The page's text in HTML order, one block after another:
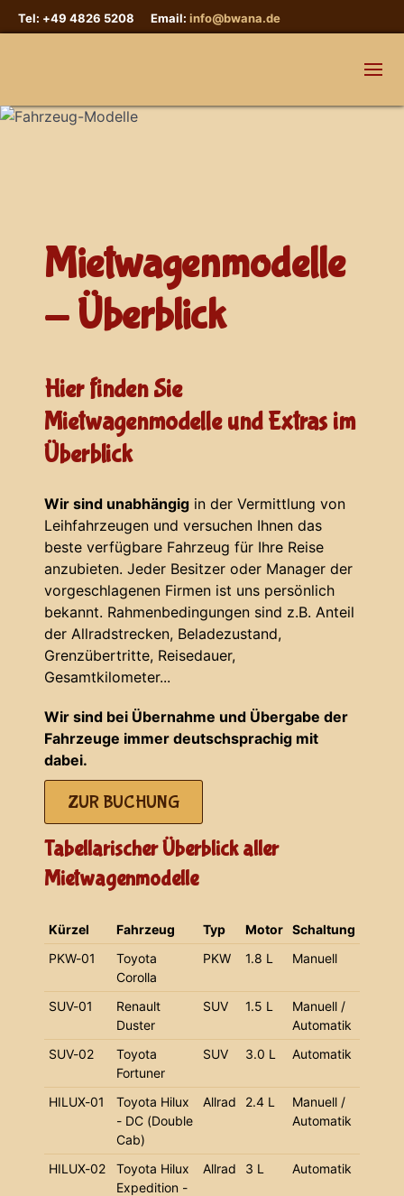
Tel: +49 4826 5208 Email: info@bwana.de
Mietwagenmodelle
- Überblick
Hier finden Sie
Mietwagenmodelle und Extras im
Überblick
Wir sind unabhängig in der Vermittlung von
Leihfahrzeugen und versuchen Ihnen das
beste verfügbare Fahrzeug für Ihre Reise
anzubieten. Jeder Besitzer oder Manager der
vorgeschlagenen Firmen ist uns persönlich
bekannt. Rahmenbedingungen sind z.B. Anteil
der Allradstrecken, Beladezustand,
Grenzübertritte, Reisedauer,
Gesamtkilometer...
Wir sind bei Übernahme und Übergabe der
Fahrzeuge immer deutschsprachig mit
dabei.
ZUR BUCHUNG
Tabellarischer Überblick aller
Mietwagenmodelle
Kürzel Fahrzeug Typ Motor Schaltung
PKW-01
Toyota
Corolla
PKW 1.8 L Manuell
SUV-01
Renault
Duster
SUV 1.5 L
Manuell /
Automatik
SUV-02
Toyota
Fortuner
SUV 3.0 L Automatik
HILUX-01
Toyota Hilux
- DC (Double
Cab)
Allrad 2.4 L
Manuell /
Automatik
HILUX-02
Toyota Hilux
Expedition -
Allrad 3 L Automatik